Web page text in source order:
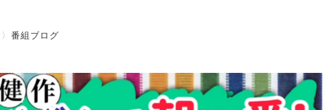
〉 番組ブログ